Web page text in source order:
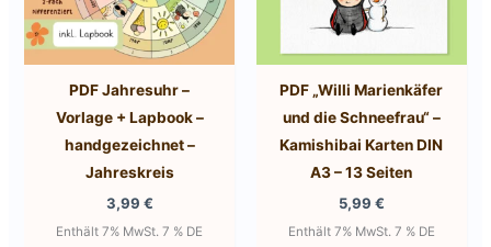
PDF Jahresuhr –
Vorlage + Lapbook –
handgezeichnet –
Jahreskreis
3,99 €
Enthält 7% MwSt. 7 % DE
PDF „Willi Marienkäfer
und die Schneefrau“ –
Kamishibai Karten DIN
A3 – 13 Seiten
5,99 €
Enthält 7% MwSt. 7 % DE